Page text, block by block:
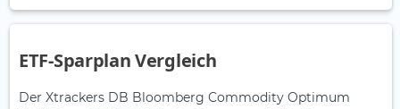
ETF-Sparplan Vergleich
Der Xtrackers DB Bloomberg Commodity Optimum